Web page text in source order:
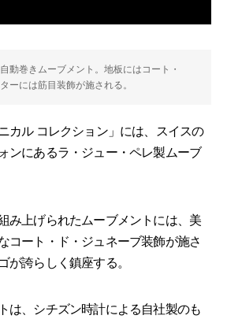
動巻きムーブメント。地板にはコート・
ーには筋目装飾が施される。
カル コレクション」には、スイスの
ンにあるラ・ジュー・ペレ製ムーブ
み上げられたムーブメントには、美
コート・ド・ジュネーブ装飾が施さ
が誇らしく鎮座する。
は、シチズン時計による自社製のも